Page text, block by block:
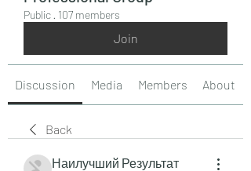
Public · 107 members
Join
Discussion Media Members About
Back
Наилучший Результат